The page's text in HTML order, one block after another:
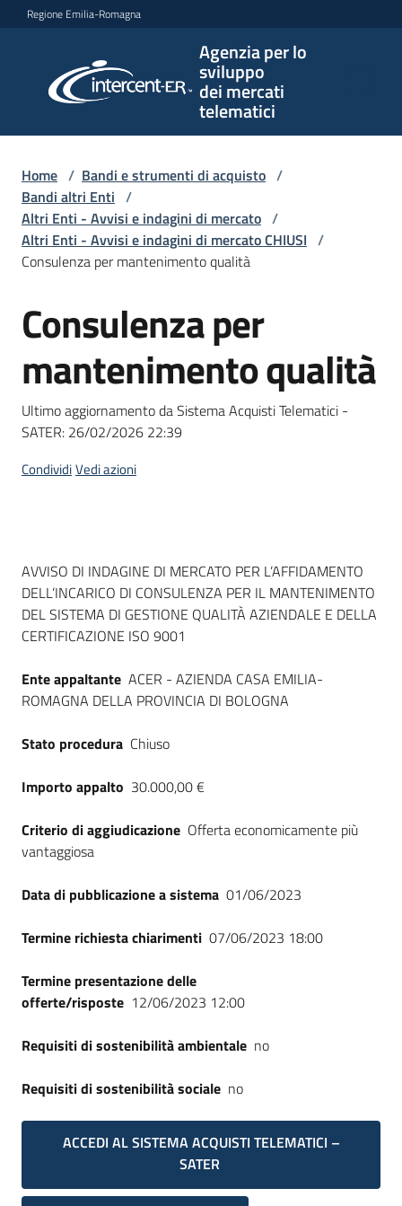
Vai al contenuto
Vai alla navigazione
Vai al footer
Regione Emilia-Romagna
Agenzia per lo
sviluppo
dei mercati
telematici
per lo
sviluppo
telematici
L'Agenzia
Bandi
strumenti
acquisto
telematiche
site
su
Home / Bandi e strumenti di acquisto /
Bandi altri Enti /
Altri Enti - Avvisi e indagini di mercato /
Altri Enti - Avvisi e indagini di mercato CHIUSI /
Consulenza per mantenimento qualità
Salta al contenuto
Consulenza per
mantenimento qualità
Ultimo aggiornamento da Sistema Acquisti Telematici -
SATER: 26/02/2026 22:39
CondividiVedi azioni
Dati del bando
AVVISO DI INDAGINE DI MERCATO PER L’AFFIDAMENTO
DELL’INCARICO DI CONSULENZA PER IL MANTENIMENTO
DEL SISTEMA DI GESTIONE QUALITÀ AZIENDALE E DELLA
CERTIFICAZIONE ISO 9001
Ente appaltante ACER - AZIENDA CASA EMILIA-
ROMAGNA DELLA PROVINCIA DI BOLOGNA
Stato procedura Chiuso
Importo appalto 30.000,00 €
Criterio di aggiudicazione Offerta economicamente più
vantaggiosa
Data di pubblicazione a sistema 01/06/2023
Termine richiesta chiarimenti 07/06/2023 18:00
Termine presentazione delle
offerte/risposte 12/06/2023 12:00
Requisiti di sostenibilità ambientale no
Requisiti di sostenibilità sociale no
ACCEDI AL SISTEMA ACQUISTI TELEMATICI –
SATER